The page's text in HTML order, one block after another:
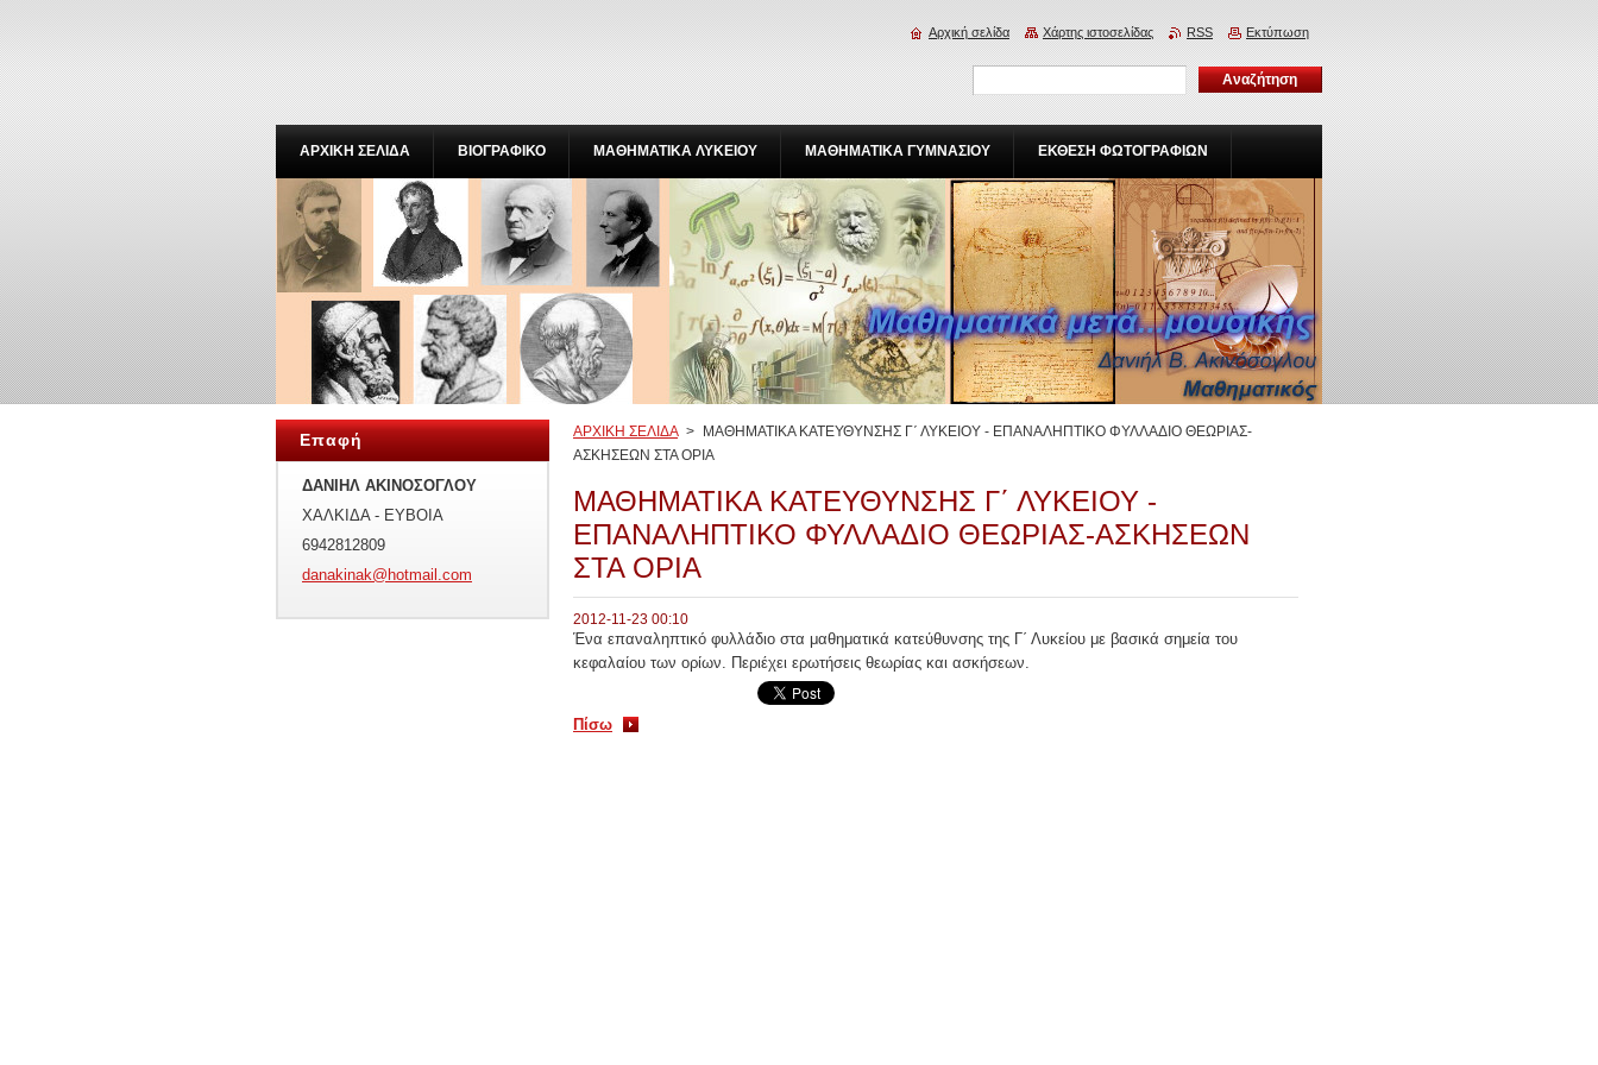
ΑΡΧΙΚΗ ΣΕΛΙΔΑ >
ΜΑΘΗΜΑΤΙΚΑ ΚΑΤΕΥΘΥΝΣΗΣ Γ΄ ΛΥΚΕΙΟΥ - ΕΠΑΝΑΛΗΠΤΙΚΟ ΦΥΛΛΑΔΙΟ ΘΕΩΡΙΑΣ-
ΑΣΚΗΣΕΩΝ ΣΤΑ ΟΡΙΑ
ΜΑΘΗΜΑΤΙΚΑ ΚΑΤΕΥΘΥΝΣΗΣ Γ΄ ΛΥΚΕΙΟΥ -
ΕΠΑΝΑΛΗΠΤΙΚΟ ΦΥΛΛΑΔΙΟ ΘΕΩΡΙΑΣ-ΑΣΚΗΣΕΩΝ
ΣΤΑ ΟΡΙΑ
2012-11-23 00:10
Ένα επαναληπτικό φυλλάδιο στα μαθηματικά κατεύθυνσης της Γ΄ Λυκείου με βασικά σημεία του
κεφαλαίου των ορίων. Περιέχει ερωτήσεις θεωρίας και ασκήσεων.
Πίσω
Επαφή
ΔΑΝΙΗΛ ΑΚΙΝΟΣΟΓΛΟΥ
ΧΑΛΚΙΔΑ - ΕΥΒΟΙΑ
6942812809
danakinak@hotmai l.com
ΑΡΧΙΚΗ ΣΕΛΙΔΑ ΒΙΟΓΡΑΦΙΚΟ ΜΑΘΗΜΑΤΙΚΑ ΛΥΚΕΙΟΥ ΜΑΘΗΜΑΤΙΚΑ ΓΥΜΝΑΣΙΟΥ ΕΚΘΕΣΗ ΦΩΤΟΓΡΑΦΙΩΝ
Αρχική σελίδα Χάρτης ιστοσελίδας RSS Εκτύπωση